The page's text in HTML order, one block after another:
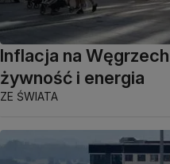
Inflacja na
żywność i energia
ZE ŚWIATA